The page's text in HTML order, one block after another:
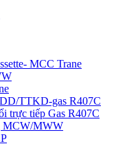
MCC Trane
TTKD-gas R407C
trực tiếp Gas R407C
MCW/MWW